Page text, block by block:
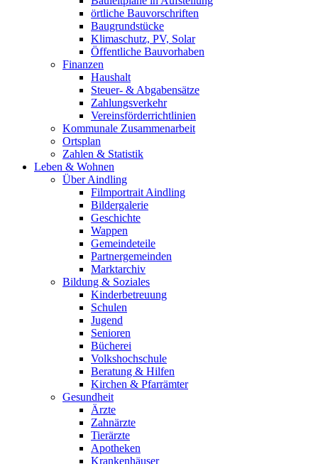
örtliche Bauvorschriften
Baugrundstücke
Klimaschutz, PV, Solar
Öffentliche Bauvorhaben
Finanzen
Haushalt
Steuer- & Abgabensätze
Zahlungsverkehr
Vereinsförderrichtlinien
Kommunale Zusammenarbeit
Ortsplan
Zahlen & Statistik
Leben & Wohnen
Über Aindling
Filmportrait Aindling
Bildergalerie
Geschichte
Wappen
Gemeindeteile
Partnergemeinden
Marktarchiv
Bildung & Soziales
Kinderbetreuung
Schulen
Jugend
Senioren
Bücherei
Volkshochschule
Beratung & Hilfen
Kirchen & Pfarrämter
Gesundheit
Ärzte
Zahnärzte
Tierärzte
Apotheken
Krankenhäuser